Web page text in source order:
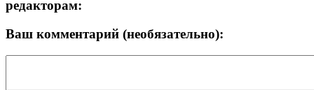
редакторам:
Ваш комментарий (необязательно):